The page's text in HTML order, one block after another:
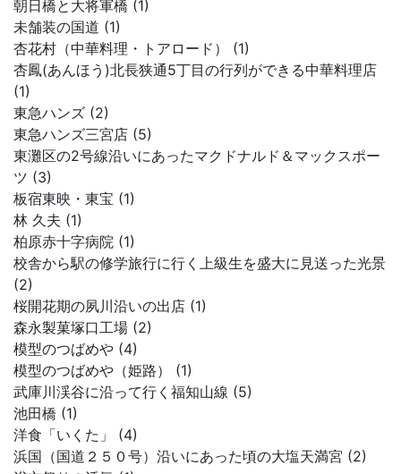
朝日橋と大将軍橋 (1)
未舗装の国道 (1)
杏花村（中華料理・トアロード） (1)
杏鳳(あんほう)北長狭通5丁目の行列ができる中華料理店
(1)
東急ハンズ (2)
東急ハンズ三宮店 (5)
東灘区の2号線沿いにあったマクドナルド＆マックスポー
ツ (3)
板宿東映・東宝 (1)
林 久夫 (1)
柏原赤十字病院 (1)
校舎から駅の修学旅行に行く上級生を盛大に見送った光景
(2)
桜開花期の夙川沿いの出店 (1)
森永製菓塚口工場 (2)
模型のつばめや (4)
模型のつばめや（姫路） (1)
武庫川渓谷に沿って行く福知山線 (5)
池田橋 (1)
洋食「いくた」 (4)
浜国（国道２５０号）沿いにあった頃の大塩天満宮 (2)